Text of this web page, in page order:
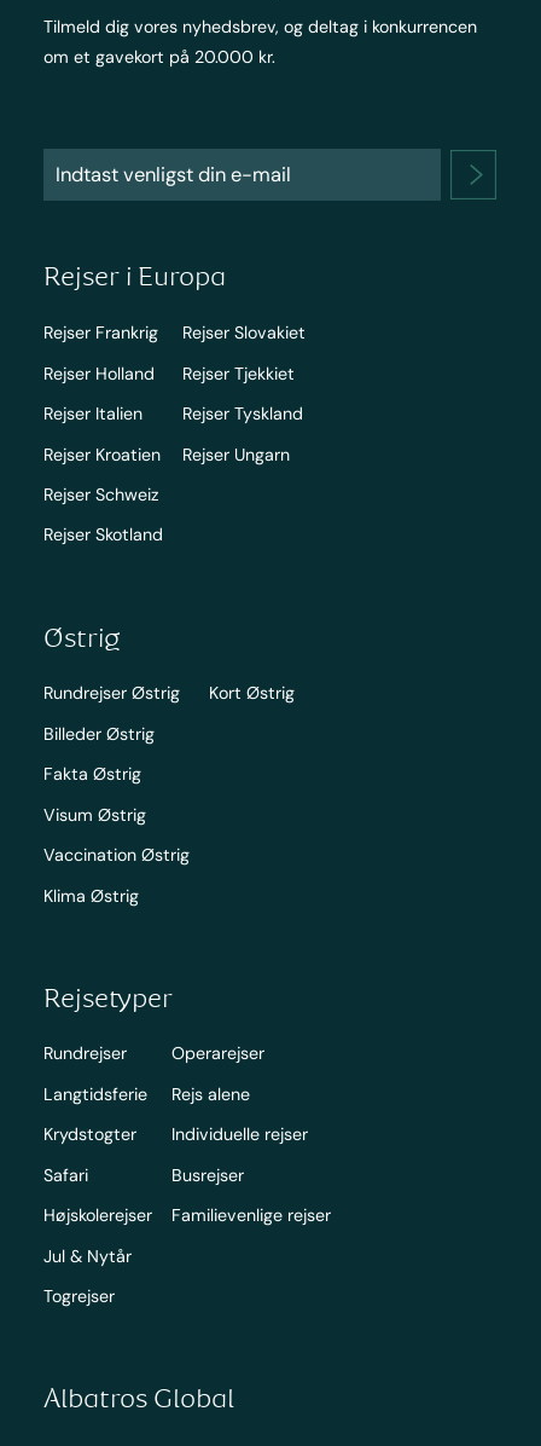
Tilmeld dig vores nyhedsbrev, og deltag i konkurrencen
om et gavekort på 20.000 kr.
Rejser i Europa
Rejser Frankrig
Rejser Holland
Rejser Italien
Rejser Kroatien
Rejser Schweiz
Rejser Skotland
Rejser Slovakiet
Rejser Tjekkiet
Rejser Tyskland
Rejser Ungarn
Østrig
Rundrejser Østrig
Billeder Østrig
Fakta Østrig
Visum Østrig
Vaccination Østrig
Klima Østrig
Kort Østrig
Rejsetyper
Rundrejser
Langtidsferie
Krydstogter
Safari
Højskolerejser
Jul & Nytår
Togrejser
Operarejser
Rejs alene
Individuelle rejser
Busrejser
Familievenlige rejser
Albatros Global